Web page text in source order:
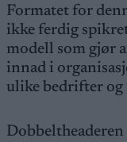
Formatet for
ikke ferdig
modell som gjør
innad i
ulike bedrifter og